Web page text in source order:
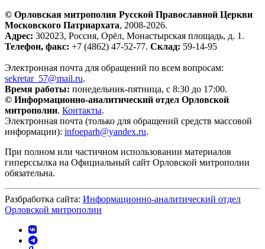
© Орловская митрополия Русской Православной Церкви
Московского Патриархата, 2008-2026.
Адрес: 302023, Россия, Орёл, Монастырская площадь, д. 1.
Телефон, факс: +7 (4862) 47-52-77. Склад: 59-14-95
Электронная почта для обращений по всем вопросам:
sekretar_57@mail.ru.
Время работы: понедельник-пятница, с 8:30 до 17:00.
© Информационно-аналитический отдел Орловской
митрополии. Контакты.
Электронная почта (только для обращений средств массовой
информации): infoeparh@yandex.ru.
При полном или частичном использовании материалов
гиперссылка на Официальный сайт Орловской митрополии
обязательна.
Разбработка сайта: Информационно-аналитический отдел
Орловской митрополии